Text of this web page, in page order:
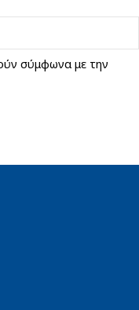
σύμφωνα με την